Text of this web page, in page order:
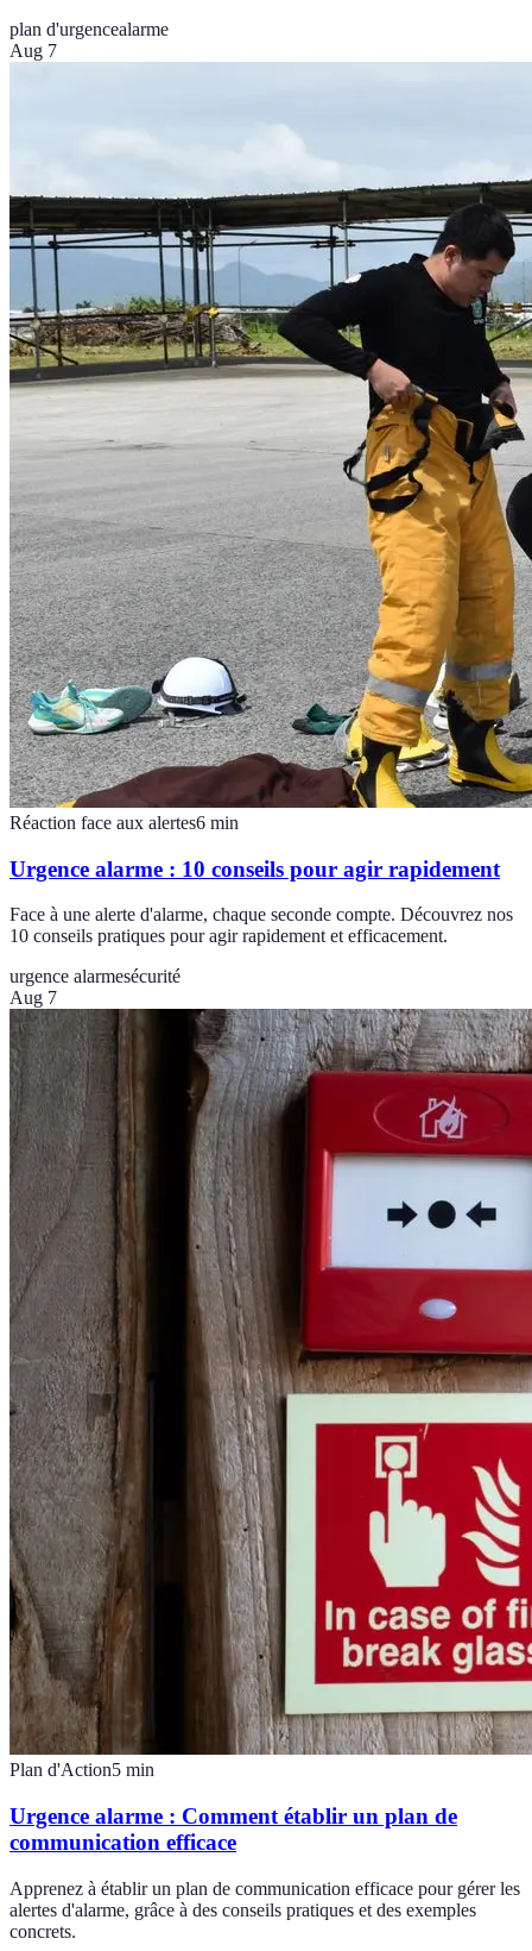
plan d'urgencealarme
Aug 7
Réaction face aux alertes6 min
Urgence alarme : 10 conseils pour agir rapidement
Face à une alerte d'alarme, chaque seconde compte. Découvrez nos
10 conseils pratiques pour agir rapidement et efficacement.
urgence alarmesécurité
Aug 7
Plan d'Action5 min
Urgence alarme : Comment établir un plan de
communication efficace
Apprenez à établir un plan de communication efficace pour gérer les
alertes d'alarme, grâce à des conseils pratiques et des exemples
concrets.